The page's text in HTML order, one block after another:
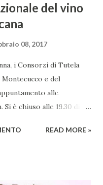
del vino
08, 2017
i Consorzi di Tutela
Montecucco e del
alle
è chiuso alle 19.30 di
società Wein & Kultur,
READ MORE »